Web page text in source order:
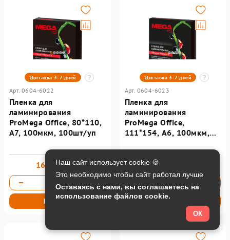
Доставка 3-7 дней
Арт. 0604-6022
Пленка для
ламинирования
ProMega Office, 80*110,
А7, 100мкм, 100шт/уп
160,80 руб.
Купить
Доставка 3-7 дней
Арт. 0604-6023
Пленка для
ламинирования
ProМega Оffice,
111*154, А6, 100мкм,
289,80 руб.
Купить
Наш сайт использует cookie 🍪
Это необходимо чтобы сайт работал лучше
Оставаясь с нами, вы соглашаетесь на
использование файлов cookie.
ОК